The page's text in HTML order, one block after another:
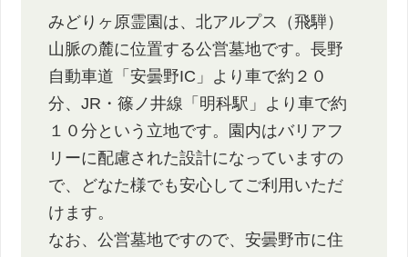
みどりヶ原霊園は、北アルプス（飛騨）
山脈の麓に位置する公営墓地です。長野
自動車道「安曇野IC」より車で約２０
分、JR・篠ノ井線「明科駅」より車で約
１０分という立地です。園内はバリアフ
リーに配慮された設計になっていますの
で、どなた様でも安心してご利用いただ
けます。
なお、公営墓地ですので、安曇野市に住